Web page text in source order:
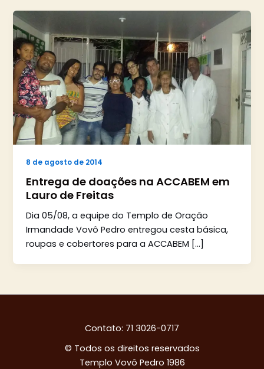
8 de agosto de 2014
Entrega de doações na ACCABEM em
Lauro de Freitas
Dia 05/08, a equipe do Templo de Oração
Irmandade Vovô Pedro entregou cesta básica,
roupas e cobertores para a ACCABEM […]
Contato: 71 3026-0717
© Todos os direitos reservados
Templo Vovô Pedro 1986